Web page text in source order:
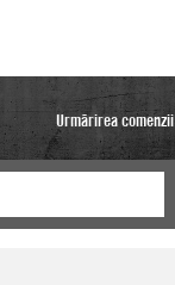
Urmărirea comenzii